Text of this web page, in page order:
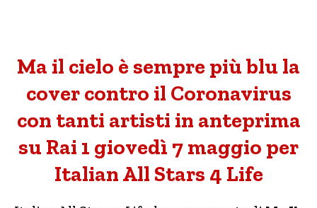
Ma il cielo è sempre più blu la
cover contro il Coronavirus
con tanti artisti in anteprima
su Rai 1 giovedì 7 maggio per
Italian All Stars 4 Life